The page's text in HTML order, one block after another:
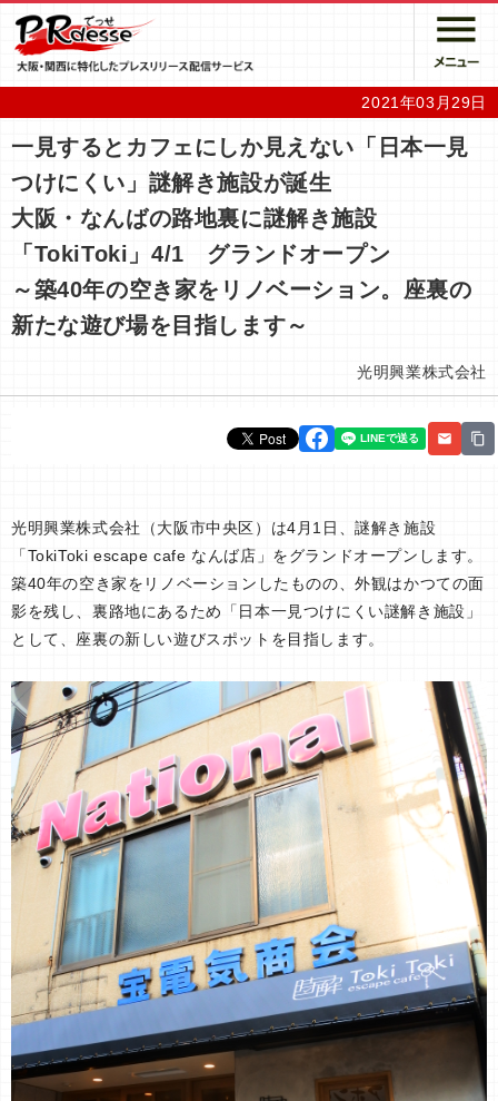
2021年03月29日
一見するとカフェにしか見えない「日本一見
つけにくい」謎解き施設が誕生
大阪・なんばの路地裏に謎解き施設
「TokiToki」4/1 グランドオープン
～築40年の空き家をリノベーション。座裏の
新たな遊び場を目指します～
光明興業株式会社
光明興業株式会社（大阪市中央区）は4月1日、謎解き施設
「TokiToki escape cafe なんば店」をグランドオープンします。
築40年の空き家をリノベーションしたものの、外観はかつての面
影を残し、裏路地にあるため「日本一見つけにくい謎解き施設」
として、座裏の新しい遊びスポットを目指します。